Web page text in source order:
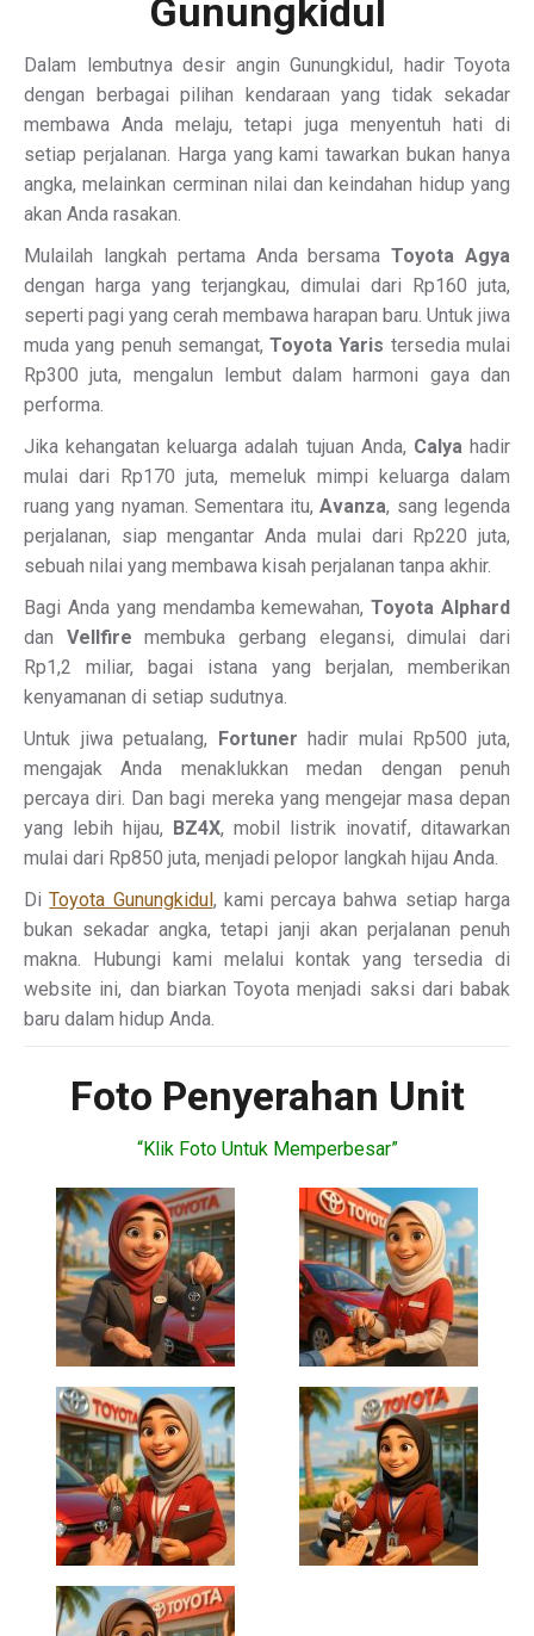
Gunungkidul
Dalam lembutnya desir angin Gunungkidul, hadir Toyota
dengan berbagai pilihan kendaraan yang tidak sekadar
membawa Anda melaju, tetapi juga menyentuh hati di
setiap perjalanan. Harga yang kami tawarkan bukan hanya
angka, melainkan cerminan nilai dan keindahan hidup yang
akan Anda rasakan.
Mulailah langkah pertama Anda bersamaToyota Agya
dengan harga yang terjangkau, dimulai dari Rp160 juta,
seperti pagi yang cerah membawa harapan baru. Untuk jiwa
muda yang penuh semangat,Toyota Yaris tersedia mulai
Rp300 juta, mengalun lembut dalam harmoni gaya dan
performa.
Jika kehangatan keluarga adalah tujuan Anda, Calyahadir
mulai dari Rp170 juta, memeluk mimpi keluarga dalam
ruang yang nyaman. Sementara itu,Avanza, sang legenda
perjalanan, siap mengantar Anda mulai dari Rp220 juta,
sebuah nilai yang membawa kisah perjalanan tanpa akhir.
Bagi Anda yang mendamba kemewahan,Toyota Alphard
dan Vellfire membuka gerbang elegansi, dimulai dari
Rp1,2 miliar, bagai istana yang berjalan, memberikan
kenyamanan di setiap sudutnya.
Untuk jiwa petualang, Fortuner hadir mulai Rp500 juta,
mengajak Anda menaklukkan medan dengan penuh
percaya diri. Dan bagi mereka yang mengejar masa depan
yang lebih hijau, BZ4X, mobil listrik inovatif, ditawarkan
mulai dari Rp850 juta, menjadi pelopor langkah hijau Anda.
DiToyota Gunungkidul, kami percaya bahwa setiap harga
bukan sekadar angka, tetapi janji akan perjalanan penuh
makna. Hubungi kami melalui kontak yang tersedia di
website ini, dan biarkan Toyota menjadi saksi dari babak
baru dalam hidup Anda.
Foto Penyerahan Unit
“Klik Foto Untuk Memperbesar”